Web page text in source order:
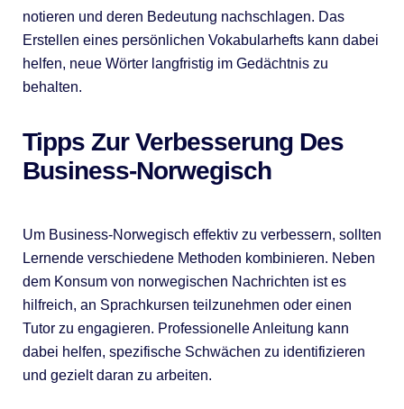
notieren und deren Bedeutung nachschlagen. Das
Erstellen eines persönlichen Vokabularhefts kann dabei
helfen, neue Wörter langfristig im Gedächtnis zu
behalten.
Tipps Zur Verbesserung Des
Business-Norwegisch
Um Business-Norwegisch effektiv zu verbessern, sollten
Lernende verschiedene Methoden kombinieren. Neben
dem Konsum von norwegischen Nachrichten ist es
hilfreich, an Sprachkursen teilzunehmen oder einen
Tutor zu engagieren. Professionelle Anleitung kann
dabei helfen, spezifische Schwächen zu identifizieren
und gezielt daran zu arbeiten.